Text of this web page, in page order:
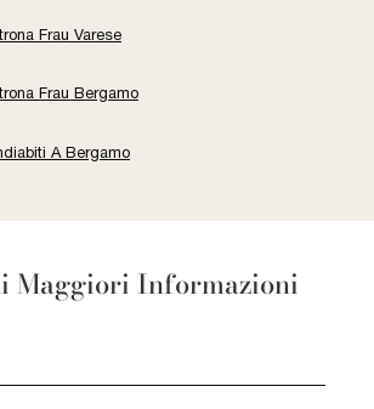
Frau Varese
Frau Bergamo
A Bergamo
Maggiori Informazioni